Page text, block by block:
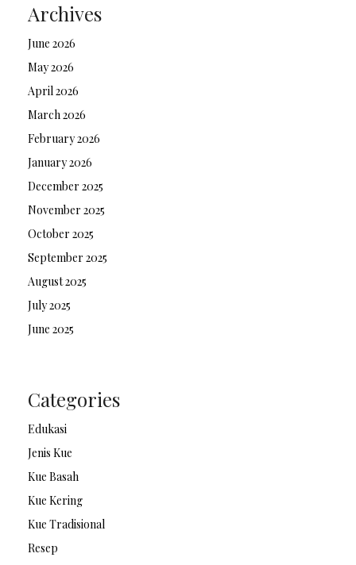
Archives
June 2026
May 2026
April 2026
March 2026
February 2026
January 2026
December 2025
November 2025
October 2025
September 2025
August 2025
July 2025
June 2025
Categories
Edukasi
Jenis Kue
Kue Basah
Kue Kering
Kue Tradisional
Resep